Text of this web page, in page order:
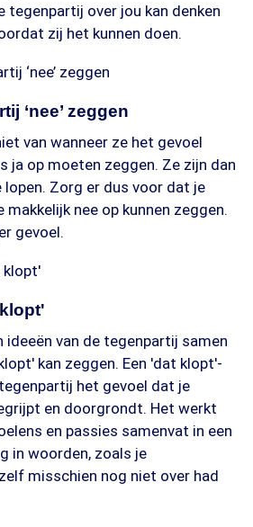
tegenpartij over jou kan denken
zij het kunnen doen.
‘nee’ zeggen
‘nee’ zeggen
van wanneer ze het gevoel
ja op moeten zeggen. Ze zijn dan
lopen. Zorg er dus voor dat je
nee op kunnen zeggen.
gevoel.
klopt'
ideeën van de tegenpartij samen
kan zeggen. Een 'dat klopt'-
het gevoel dat je
en doorgrondt. Het werkt
en passies samenvat in een
in woorden, zoals je
misschien nog niet over had